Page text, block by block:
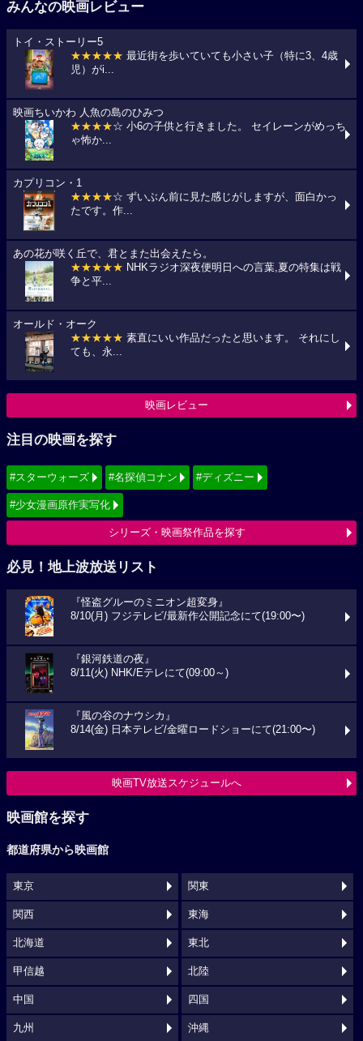
みんなの映画レビュー
トイ・ストーリー5
★★★★★ 最近街を歩いていても小さい子（特に3、4歳
児）がi...
映画ちいかわ 人魚の島のひみつ
★★★★☆ 小6の子供と行きました。 セイレーンがめっち
ゃ怖か...
カプリコン・1
★★★★☆ ずいぶん前に見た感じがしますが、面白かっ
たです。作...
あの花が咲く丘で、君とまた出会えたら。
★★★★★ NHKラジオ深夜便明日への言葉,夏の特集は戦
争と平...
オールド・オーク
★★★★★ 素直にいい作品だったと思います。 それにし
ても、永...
映画レビュー
注目の映画を探す
#スターウォーズ #名探偵コナン #ディズニー
#少女漫画原作実写化
シリーズ・映画祭作品を探す
必見！地上波放送リスト
『怪盗グルーのミニオン超変身』
8/10(月) フジテレビ/最新作公開記念にて(19:00〜)
『銀河鉄道の夜』
8/11(火) NHK/Eテレにて(09:00～)
『風の谷のナウシカ』
8/14(金) 日本テレビ/金曜ロードショーにて(21:00〜)
映画TV放送スケジュールへ
映画館を探す
都道府県から映画館
東京 関東
関西 東海
北海道 東北
甲信越 北陸
中国 四国
九州 沖縄